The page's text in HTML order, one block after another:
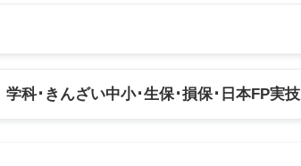
Q2 Q3 Q4
学科･きんざい中小･生保･損保･日本FP実技